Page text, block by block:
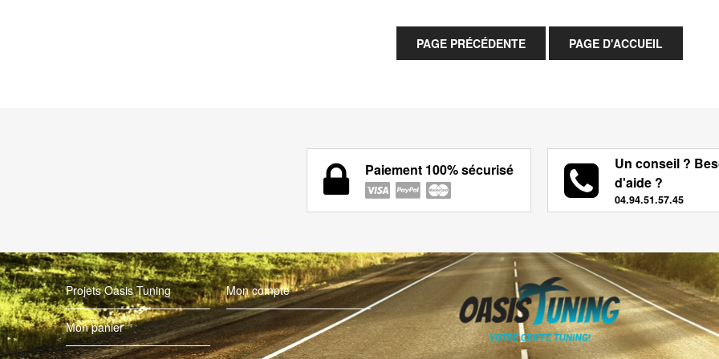
Paiement 100% sécurisé
Un conseil ?
d'aide ?
04.94.51.57.45
Projets Oasis Tuning Mon compte
Mon panier